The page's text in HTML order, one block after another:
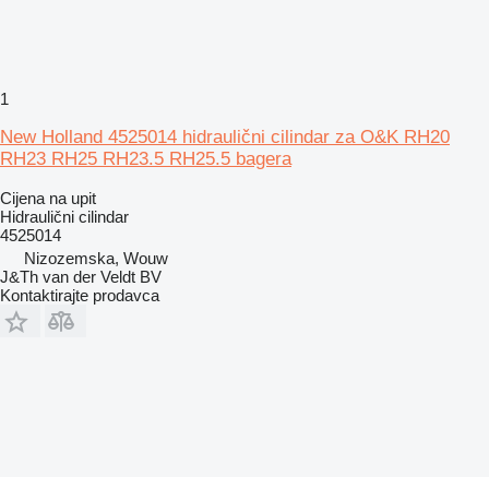
1
New Holland 4525014 hidraulični cilindar za O&K RH20
RH23 RH25 RH23.5 RH25.5 bagera
Cijena na upit
Hidraulični cilindar
4525014
Nizozemska, Wouw
J&Th van der Veldt BV
Kontaktirajte prodavca